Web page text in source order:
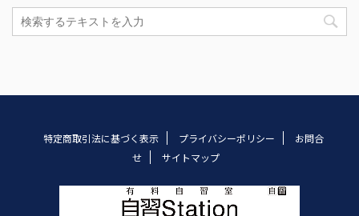
特定商取引法に基づく表示 プライバシーポリシー
お問合
せ
サイトマップ